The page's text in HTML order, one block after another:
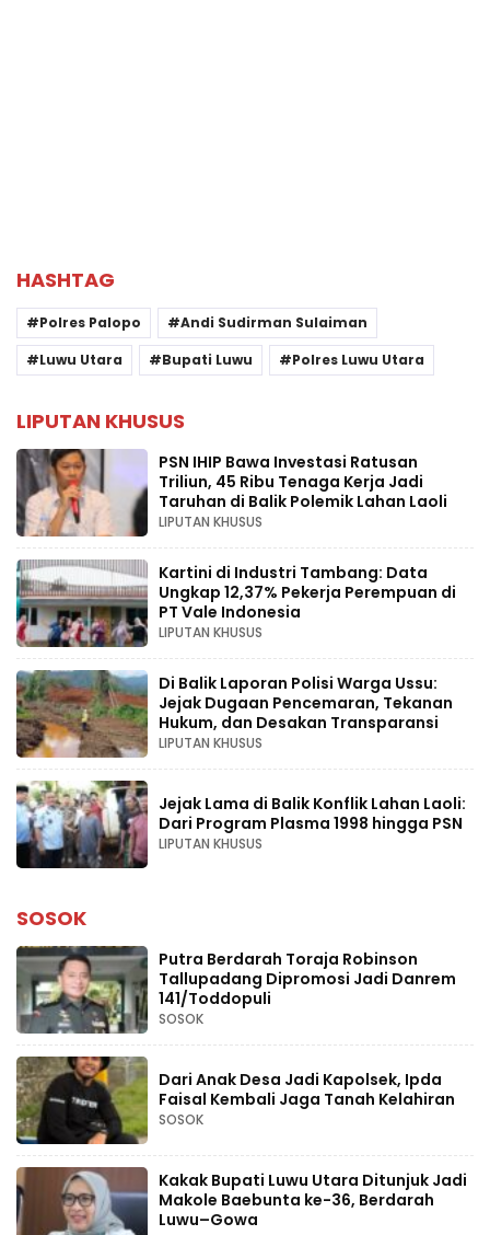
HASHTAG
Polres Palopo
Andi Sudirman Sulaiman
Luwu Utara
Bupati Luwu Polres Luwu Utara
LIPUTAN KHUSUS
PSN IHIP Bawa Investasi Ratusan
Triliun, 45 Ribu Tenaga Kerja Jadi
Taruhan di Balik Polemik Lahan Laoli
LIPUTAN KHUSUS
Kartini di Industri Tambang: Data
Ungkap 12,37% Pekerja Perempuan di
PT Vale Indonesia
LIPUTAN KHUSUS
Di Balik Laporan Polisi Warga Ussu:
Jejak Dugaan Pencemaran, Tekanan
Hukum, dan Desakan Transparansi
LIPUTAN KHUSUS
Jejak Lama di Balik Konflik Lahan Laoli:
Dari Program Plasma 1998 hingga PSN
LIPUTAN KHUSUS
SOSOK
Putra Berdarah Toraja Robinson
Tallupadang Dipromosi Jadi Danrem
141/Toddopuli
SOSOK
Dari Anak Desa Jadi Kapolsek, Ipda
Faisal Kembali Jaga Tanah Kelahiran
SOSOK
Kakak Bupati Luwu Utara Ditunjuk Jadi
Makole Baebunta ke-36, Berdarah
Luwu–Gowa